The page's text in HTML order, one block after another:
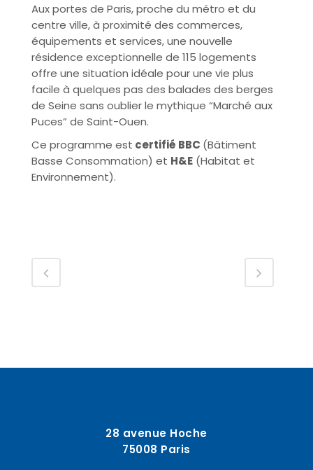
Aux portes de Paris, proche du métro et du
centre ville, à proximité des commerces,
équipements et services, une nouvelle
résidence exceptionnelle de 115 logements
offre une situation idéale pour une vie plus
facile à quelques pas des balades des berges
de Seine sans oublier le mythique “Marché aux
Puces” de Saint-Ouen.
Ce programme est certifié BBC (Bâtiment
Basse Consommation) et H&E(Habitat et
Environnement).
28 avenue Hoche
75008 Paris